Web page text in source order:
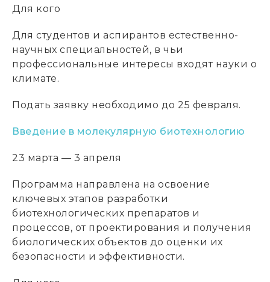
Для кого
Для студентов и аспирантов естественно-
научных специальностей, в чьи
профессиональные интересы входят науки о
климате.
Подать заявку необходимо до 25 февраля.
Введение в молекулярную биотехнологию
23 марта — 3 апреля
Программа направлена на освоение
ключевых этапов разработки
биотехнологических препаратов и
процессов, от проектирования и получения
биологических объектов до оценки их
безопасности и эффективности.